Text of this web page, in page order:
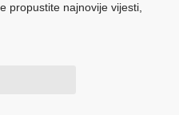
propustite najnovije vijesti,